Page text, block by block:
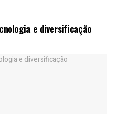
e diversificação